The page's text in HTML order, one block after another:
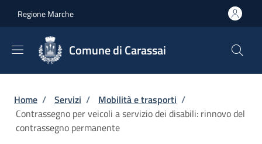
Regione Marche
Comune di Carassai
Briciole di pane
Home / Servizi / Mobilità e trasporti /
Contrassegno per veicoli a servizio dei disabili: rinnovo del
contrassegno permanente